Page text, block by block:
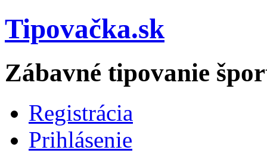
Tipovačka.sk
Zábavné tipovanie
Registrácia
Prihlásenie